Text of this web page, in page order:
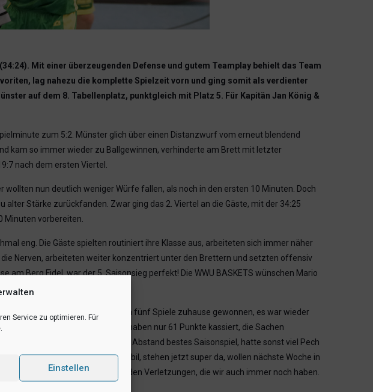
Service zu optimieren. Für
Einstellen
Mit einer überzeugenden Defense und gutem Teamplay behielt das Team
lag nahezu die komplette Spielzeit vorn und ging somit als verdienter
auf dem 8. Tabellenplatz, punktgleich mit Platz 5. Für Kapitän Jan König &
zum 5:2. Münster glich über einen Distanzwurf vom erneut blendend
kam so immer wieder zu Ballgewinnen, verhinderte am Brett mit letzter
nach dem ersten Viertel.
nun deutlich weniger Würfe fallen, als noch in den ersten 10 Minuten. Doch
alter Stärke zurückfanden. Zwar ging das 2. Viertel an die Gäste, mit der 34:25
Minuten vorbereiten.
eng. Die Gäste spielten routiniert ihre Klasse aus, arbeiteten sich immer näher
Nerven, arbeiteten weiter konzentriert unter den Brettern und setzten offensiv
Berg Fidel, war der 5. Saisonsieg perfekt! Die WWU BASKETS wünschen Mario
fantastischen Lauf, vier von fünf Spiele zuhause gewonnen, es war wieder
als Team verteidigen, wir haben nur 61 Punkte kassiert, die Sachen
zu Besuch, er macht sein mit Abstand bestes Saisonspiel, hatte sonst viel Pech
gewonnen. Wir sind nun echt stabil, stehen jetzt super da, wollen nächste Woche in
Startproblemen, die wir hatten, den Verletzungen, die wir auch immer noch haben.
bleiben!“